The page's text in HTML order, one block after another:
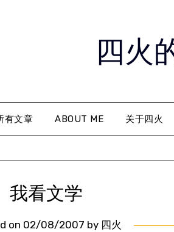
四火
有文章 ABOUT ME 关于四火
我看文学
on 02/08/2007 by 四火